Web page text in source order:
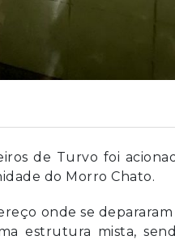
de Turvo foi
do Morro Chato.
onde se
estrutura mista,